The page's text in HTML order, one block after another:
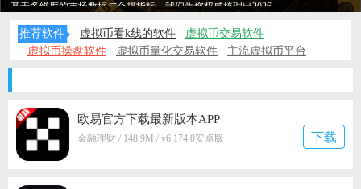
推荐软件 虚拟币看k线的软件
虚拟币交易软件
虚拟币操盘软件
虚拟币量化交易软件
主流虚拟币平台
欧易官方下载最新版本APP
金融理财 / 148.9M / v6.174.0安卓版 下载